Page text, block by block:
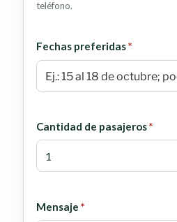
teléfono.
Fechas preferidas*
Cantidad de pasajeros*
Mensaje*